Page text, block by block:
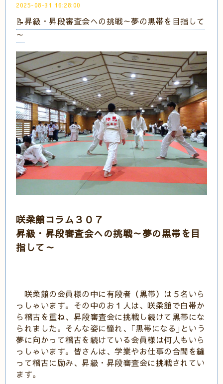
2025-08-31 16:28:00
📝昇級・昇段審査会への挑戦～夢の黒帯を目指して
～
咲柔館コラム３０７
昇級・昇段審査会への挑戦～夢の黒帯を目
指して～
咲柔館の会員様の中に有段者（黒帯）は５名いら
っしゃいます。その中のお１人は、咲柔館で白帯か
ら稽古を重ね、昇段審査会に挑戦し続けて黒帯にな
られました。そんな姿に憧れ、｢黒帯になる｣という
夢に向かって稽古を続けている会員様は何人もいら
っしゃいます。皆さんは、学業やお仕事の合間を縫
って稽古に励み、昇級・昇段審査会に挑戦されてい
ます。